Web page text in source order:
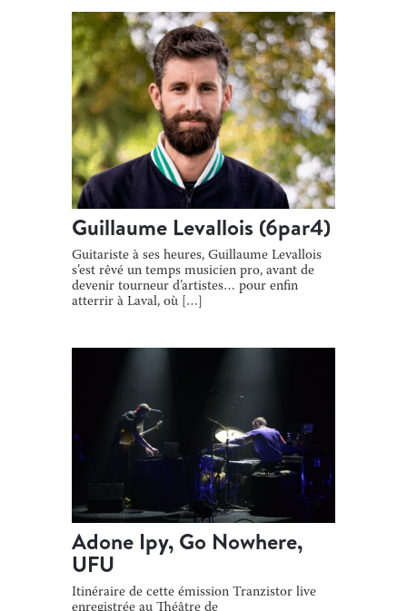
Guillaume Levallois (6par4)
Guitariste à ses heures, Guillaume Levallois
s’est rêvé un temps musicien pro, avant de
devenir tourneur d’artistes… pour enfin
atterrir à Laval, où […]
Adone Ipy, Go Nowhere,
UFU
Itinéraire de cette émission Tranzistor live
enregistrée au Théâtre de